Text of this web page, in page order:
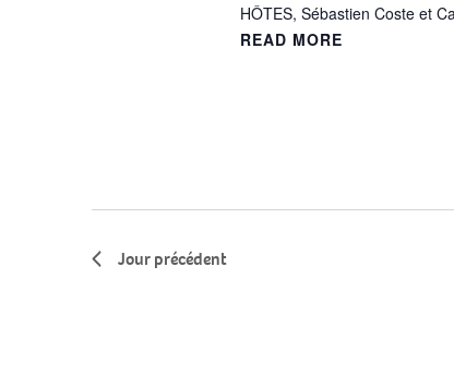
HÔTES, Sébastien Coste et
READ MORE
Jour précédent